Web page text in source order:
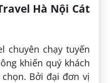
Hà Nội Cát
chuyên chạy tuyến
khiến quý khách
Bởi đại đơn vị